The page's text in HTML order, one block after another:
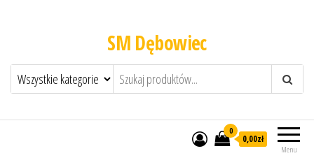
SM Dębowiec
Menu
0
0,00zł